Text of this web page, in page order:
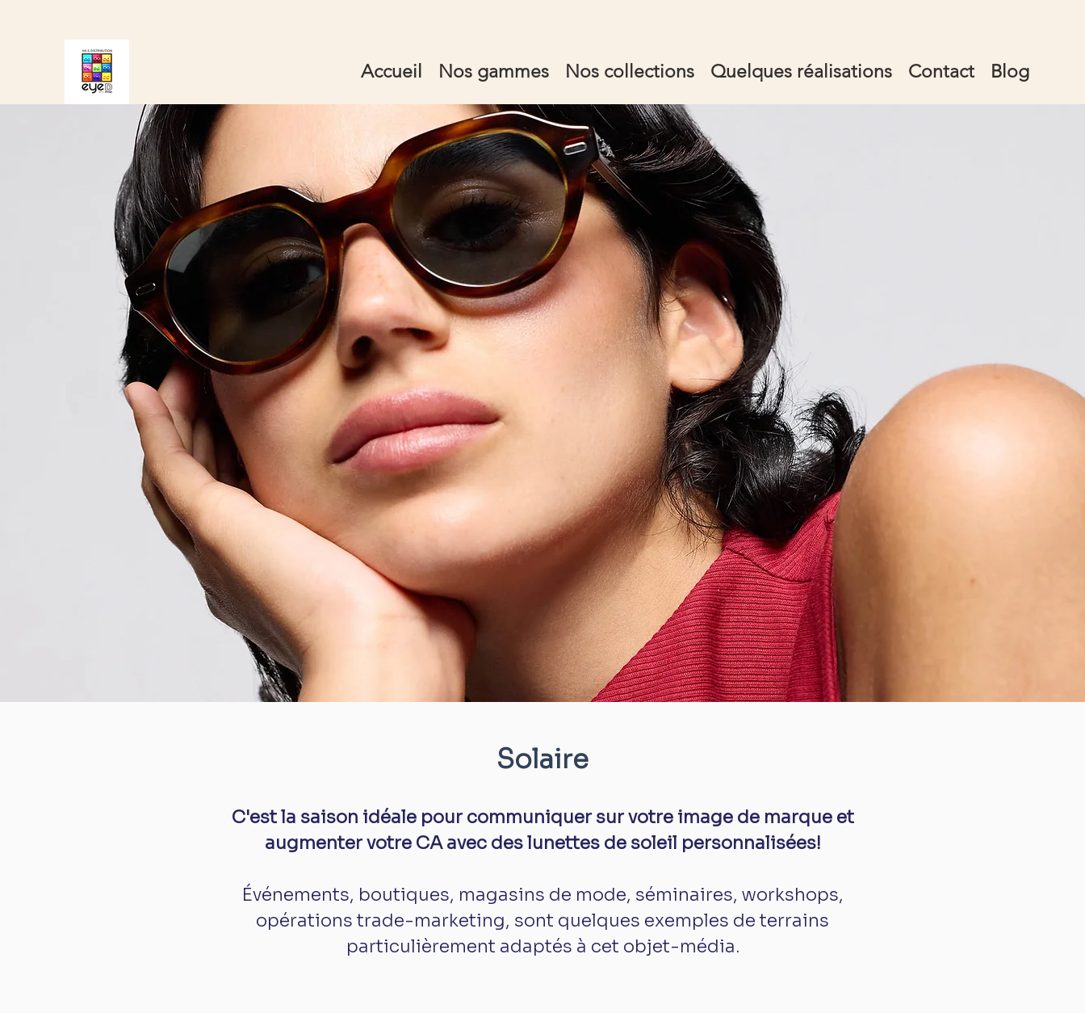
Accueil Nos gammes Nos collections Quelques réalisations Contact Blog
Solaire
C'est la saison idéale pour communiquer sur votre image de marque et
augmenter votre CA avec des lunettes de soleil personnalisées!
Événements, boutiques, magasins de mode, séminaires, workshops,
opérations trade-marketing, sont quelques exemples de terrains
particulièrement adaptés à cet objet-média.